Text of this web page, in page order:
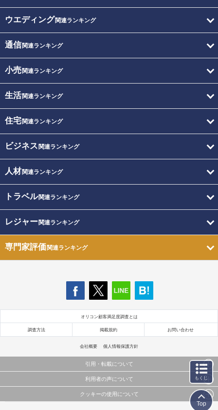
ウエディング関連ランキング
通信関連ランキング
小売関連ランキング
生活関連ランキング
住宅関連ランキング
ビジネス 関連ランキング
人材関連ランキング
トラベル関連ランキング
レジャー関連ランキング
専門家評価関連ランキング
オリコン顧客満足度調査とは
調査方法 掲載規約 お問い合わせ
会社概要 個人情報保護方針
引用・転載について
当サイトで公開されている情報（文字、写真、イラスト、画像データ等）及びこれらの配置・
これらの情報を権利者の許可なく無断転載・複製などの二次利用を行うことは固く禁じており
利用者の声について
当サイトに掲載している内容はすべてサービスの利用者が提出された見解・感想です。
クッキーの使用について
もくじ
Top